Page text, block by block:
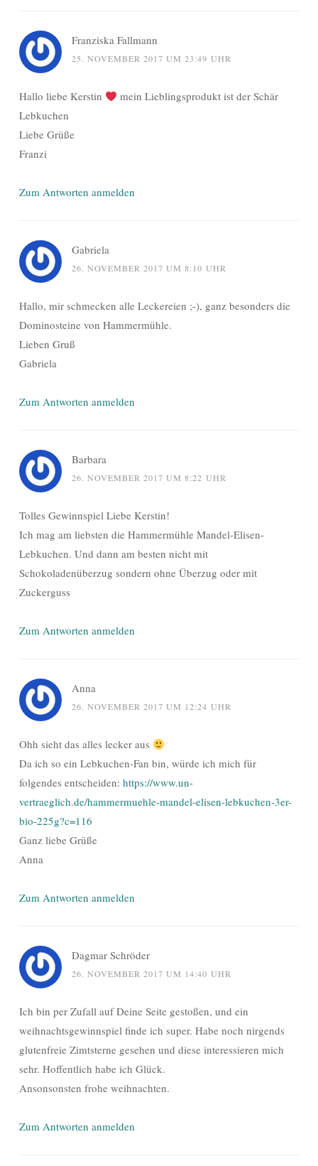
Franziska Fallmann
25. NOVEMBER 2017 UM 23:49 UHR
Hallo liebe Kerstin
mein Lieblingsprodukt ist der Schär
Lebkuchen
Liebe Grüße
Franzi
Zum Antworten anmelden
Gabriela
26. NOVEMBER 2017 UM 8:10 UHR
Hallo, mir schmecken alle Leckereien ;-), ganz besonders die
Dominosteine von Hammermühle.
Lieben Gruß
Gabriela
Zum Antworten anmelden
Barbara
26. NOVEMBER 2017 UM 8:22 UHR
Tolles Gewinnspiel Liebe Kerstin!
Ich mag am liebsten die Hammermühle Mandel-Elisen-
Lebkuchen. Und dann am besten nicht mit
Schokoladenüberzug sondern ohne Überzug oder mit
Zuckerguss
Zum Antworten anmelden
Anna
26. NOVEMBER 2017 UM 12:24 UHR
Ohh sieht das alles lecker aus
Da ich so ein Lebkuchen-Fan bin, würde ich mich für
folgendes entscheiden: https://www.un-
vertraeglich.de/hammermuehle-mandel-elisen-lebkuchen-3er-
bio-225g?c=116
Ganz liebe Grüße
Anna
Zum Antworten anmelden
Dagmar Schröder
26. NOVEMBER 2017 UM 14:40 UHR
Ich bin per Zufall auf Deine Seite gestoßen, und ein
weihnachtsgewinnspiel finde ich super. Habe noch nirgends
glutenfreie Zimtsterne gesehen und diese interessieren mich
sehr. Hoffentlich habe ich Glück.
Ansonsonsten frohe weihnachten.
Zum Antworten anmelden